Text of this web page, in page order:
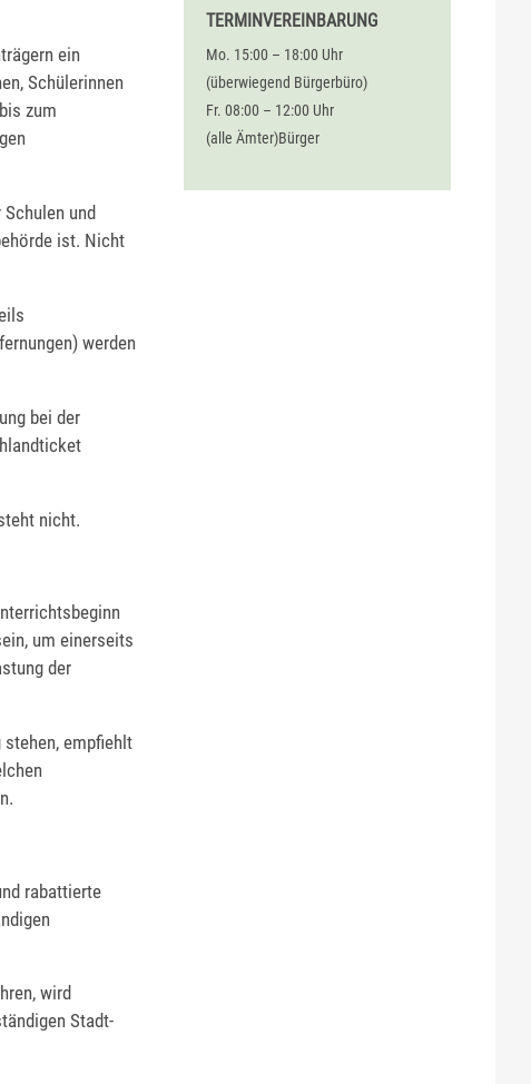
ein
Schülerinnen
zum
und
ist. Nicht
werden
bei der
nicht.
um einerseits
der
empfiehlt
rabattierte
wird
Stadt-
TERMINVEREINBARUNG
Mo. 15:00 – 18:00 Uhr
(überwiegend Bürgerbüro)
Fr. 08:00 – 12:00 Uhr
(alle Ämter)Bürger